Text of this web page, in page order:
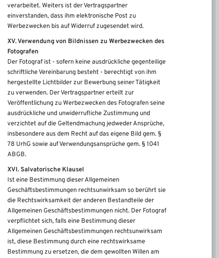
verarbeitet. Weiters ist der Vertragspartner
einverstanden, dass ihm elektronische Post zu
Werbezwecken bis auf Widerruf zugesendet wird.
XV. Verwendung von Bildnissen zu Werbezwecken des
Fotografen
Der Fotograf ist - sofern keine ausdrückliche gegenteilige
schriftliche Vereinbarung besteht - berechtigt von ihm
hergestellte Lichtbilder zur Bewerbung seiner Tätigkeit
zu verwenden. Der Vertragspartner erteilt zur
Veröffentlichung zu Werbezwecken des Fotografen seine
ausdrückliche und unwiderrufliche Zustimmung und
verzichtet auf die Geltendmachung jedweder Ansprüche,
insbesondere aus dem Recht auf das eigene Bild gem. §
78 UrhG sowie auf Verwendungsansprüche gem. § 1041
ABGB.
XVI. Salvatorische Klausel
Ist eine Bestimmung dieser Allgemeinen
Geschäftsbestimmungen rechtsunwirksam so berührt sie
die Rechtswirksamkeit der anderen Bestandteile der
Allgemeinen Geschäftsbestimmungen nicht. Der Fotograf
verpflichtet sich, falls eine Bestimmung dieser
Allgemeinen Geschäftsbestimmungen rechtsunwirksam
ist, diese Bestimmung durch eine rechtswirksame
Bestimmung zu ersetzen, die dem gewollten Willen am